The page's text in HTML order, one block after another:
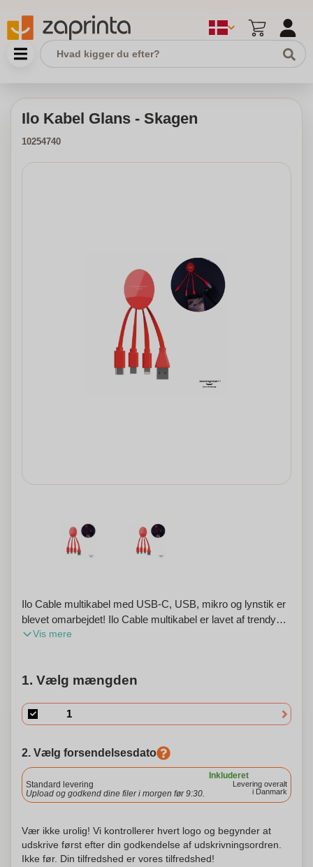
Ilo Kabel Glans - Skagen
10254740
Ilo Cable multikabel med USB-C, USB, mikro og lynstik er
blevet omarbejdet! Ilo Cable multikabel er lavet af trendy
højglans akryl. Lad dit emblem skinne, mens du oplader via
Vis mere
1. Vælg mængden
2. Vælg forsendelsesdato
Inkluderet
Standard levering
Upload og godkend dine filer i morgen før 9:30.
Levering overalt
i Danmark
Vær ikke urolig! Vi kontrollerer hvert logo og begynder at
udskrive først efter din godkendelse af udskrivningsordren.
Ikke før. Din tilfredshed er vores tilfredshed!